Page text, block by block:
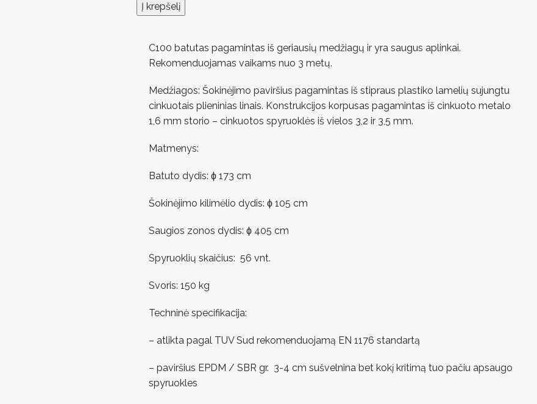
Į krepšelį
C100 batutas pagamintas iš geriausių medžiagų ir yra saugus aplinkai.
Rekomenduojamas vaikams nuo 3 metų.
Medžiagos: Šokinėjimo paviršius pagamintas iš stipraus plastiko lamelių sujungtu
cinkuotais plieninias linais. Konstrukcijos korpusas pagamintas iš cinkuoto metalo
1,6 mm storio – cinkuotos spyruoklės iš vielos 3,2 ir 3,5 mm.
Matmenys:
Batuto dydis: ϕ 173 cm
Šokinėjimo kilimėlio dydis: ϕ 105 cm
Saugios zonos dydis: ϕ 405 cm
Spyruoklių skaičius: 56 vnt.
Svoris: 150 kg
Techninė specifikacija:
– atlikta pagal TUV Sud rekomenduojamą EN 1176 standartą
– paviršius EPDM / SBR gr. 3-4 cm sušvelnina bet kokį kritimą tuo pačiu apsaugo
spyruokles